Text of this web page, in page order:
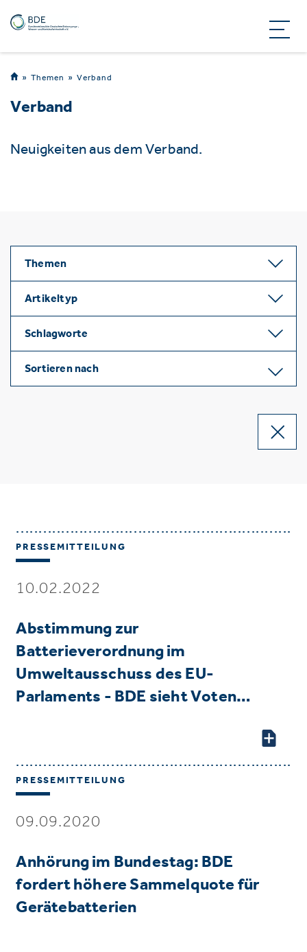
Themen Verband
Verband
Neuigkeiten aus dem Verband.
Themen
Artikeltyp
Schlagworte
Sortieren nach
PRESSEMITTEILUNG
10.02.2022
Abstimmung zur
Batterieverordnung im
Umweltausschuss des EU-
Parlaments - BDE sieht Voten…
PRESSEMITTEILUNG
09.09.2020
Anhörung im Bundestag: BDE
fordert höhere Sammelquote für
Gerätebatterien